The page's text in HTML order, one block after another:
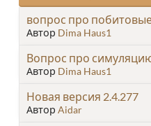
вопрос про
Автор Dima Haus1
Вопрос про
Автор Dima Haus1
Новая версия 2.4.277
Автор Aidar